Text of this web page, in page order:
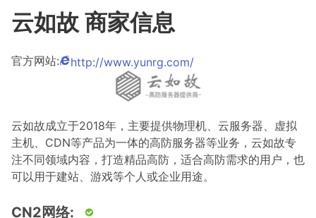
云如故 商家信息
官方网站: http://www.yunrg.com/
云如故成立于2018年，主要提供物理机、云服务器、虚拟
主机、CDN等产品为一体的高防服务器等业务，云如故专
注不同领域内容，打造精品高防，适合高防需求的用户，也
可以用于建站、游戏等个人或企业用途。
CN2网络: